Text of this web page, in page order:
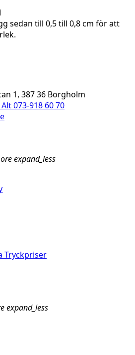
sedan till 0,5 till 0,8 cm för att
1, 387 36 Borgholm
073-918 60 70
expand_less
Tryckpriser
expand_less